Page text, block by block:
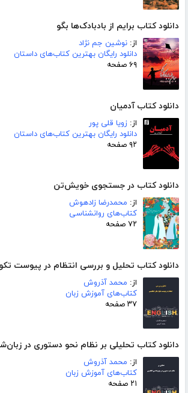
دانلود کتاب برایم از بادبادک‌ها بگو
از: نوشین جم نژاد
دانلود رایگان بهترین کتاب‌های داستان
۶۹ صفحه
دانلود کتاب آدمیان
از: زویا قلی پور
دانلود رایگان بهترین کتاب‌های داستان
۹۲ صفحه
دانلود کتاب در جستجوی خویش‌تن
از: محمدرضا زادهوش
کتاب‌های روانشناسی
۷۲ صفحه
دانلود کتاب تحلیل و بررسی انتظام در پیوست
از: محمد آذروش
کتاب‌های آموزش زبان
۳۷ صفحه
دانلود کتاب تحلیلی بر نظام نحو دستوری در
از: محمد آذروش
کتاب‌های آموزش زبان
۲۱ صفحه